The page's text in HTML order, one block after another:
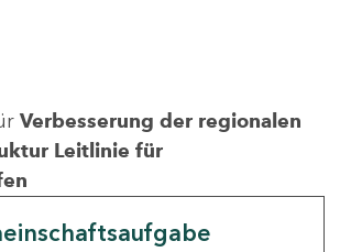
Verbesserung der regionalen
Leitlinie für